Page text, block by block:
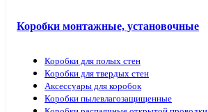
Коробки монтажные, установочные
Коробки для полых стен
Коробки для твердых стен
Аксессуары для коробок
Коробки пылевлагозащищенные